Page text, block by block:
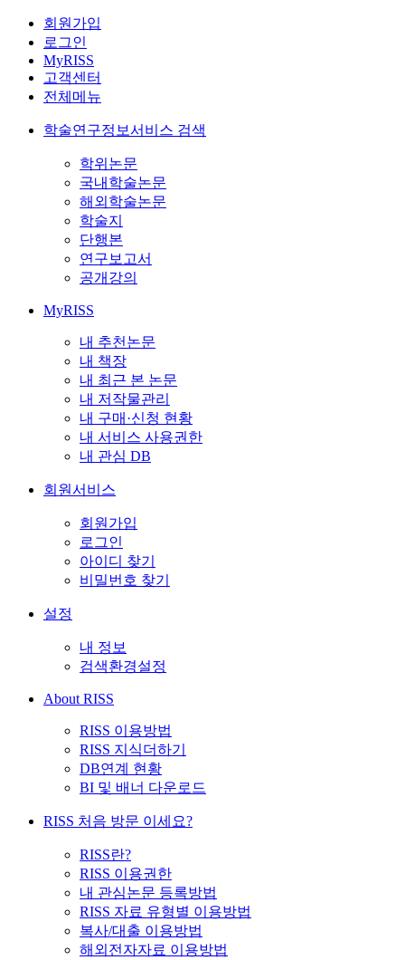
회원가입
로그인
MyRISS
고객센터
전체메뉴
학술연구정보서비스 검색
학위논문
국내학술논문
해외학술논문
학술지
단행본
연구보고서
공개강의
MyRISS
내 추천논문
내 책장
내 최근 본 논문
내 저작물관리
내 구매·신청 현황
내 서비스 사용권한
내 관심 DB
회원서비스
회원가입
로그인
아이디 찾기
비밀번호 찾기
설정
내 정보
검색환경설정
About RISS
RISS 이용방법
RISS 지식더하기
DB연계 현황
BI 및 배너 다운로드
RISS 처음 방문 이세요?
RISS란?
RISS 이용권한
내 관심논문 등록방법
RISS 자료 유형별 이용방법
복사/대출 이용방법
해외전자자료 이용방법